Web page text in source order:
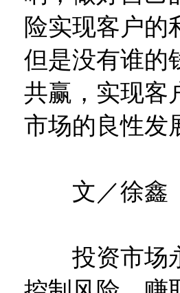
险实现客户的
但是没有谁的
共赢，实现客
市场的良性发
文／徐鑫（
投资市场永